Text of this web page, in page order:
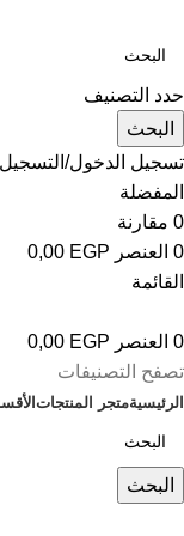
حدد التصنيف
البحث
تسجيل الدخول/التسجيل
المفضلة
0 مقارنة
0 العنصر 0,00 EGP
القائمة
0 العنصر 0,00 EGP
تصفح التصنيفات
الرئيسيةمتجر المنتجات
البحث